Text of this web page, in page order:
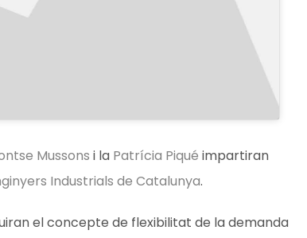
Mussons i la Patrícia Piqué impartiran
Industrials de Catalunya.
el concepte de flexibilitat de la demanda